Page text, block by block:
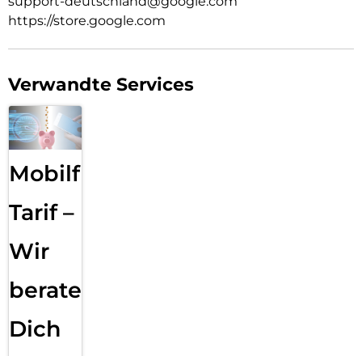
https://store.google.com
Verwandte Services
Mobilfunk
Tarif –
Wir
beraten
Dich